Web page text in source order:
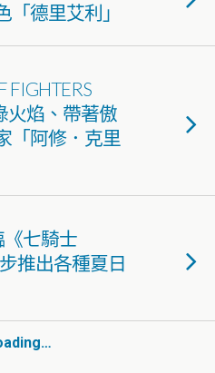
「德里艾利」
FIGHTERS
火焰、帶著傲
「阿修．克里
七騎士
推出各種夏日